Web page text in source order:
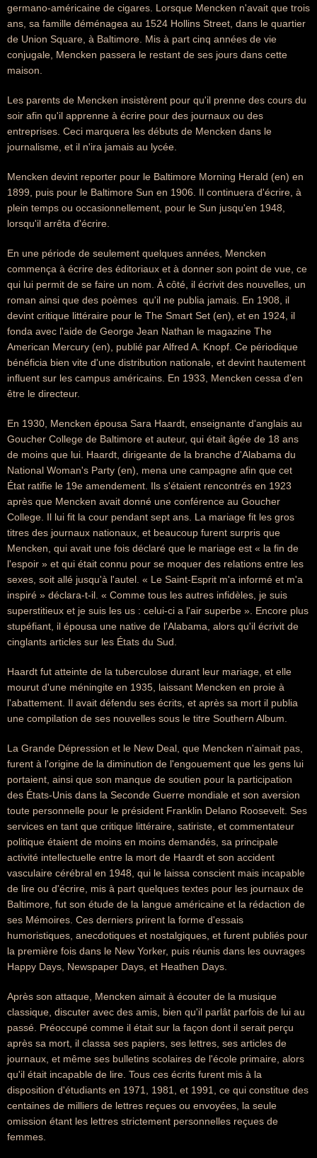
germano-américaine de cigares. Lorsque Mencken n'avait que trois
ans, sa famille déménagea au 1524 Hollins Street, dans le quartier
de Union Square, à Baltimore. Mis à part cinq années de vie
conjugale, Mencken passera le restant de ses jours dans cette
maison.
Les parents de Mencken insistèrent pour qu'il prenne des cours du
soir afin qu'il apprenne à écrire pour des journaux ou des
entreprises. Ceci marquera les débuts de Mencken dans le
journalisme, et il n'ira jamais au lycée.
Mencken devint reporter pour le Baltimore Morning Herald (en) en
1899, puis pour le Baltimore Sun en 1906. Il continuera d'écrire, à
plein temps ou occasionnellement, pour le Sun jusqu'en 1948,
lorsqu'il arrêta d'écrire.
En une période de seulement quelques années, Mencken
commença à écrire des éditoriaux et à donner son point de vue, ce
qui lui permit de se faire un nom. À côté, il écrivit des nouvelles, un
roman ainsi que des poèmes  qu'il ne publia jamais. En 1908, il
devint critique littéraire pour le The Smart Set (en), et en 1924, il
fonda avec l'aide de George Jean Nathan le magazine The
American Mercury (en), publié par Alfred A. Knopf. Ce périodique
bénéficia bien vite d'une distribution nationale, et devint hautement
influent sur les campus américains. En 1933, Mencken cessa d'en
être le directeur.
En 1930, Mencken épousa Sara Haardt, enseignante d'anglais au
Goucher College de Baltimore et auteur, qui était âgée de 18 ans
de moins que lui. Haardt, dirigeante de la branche d'Alabama du
National Woman's Party (en), mena une campagne afin que cet
État ratifie le 19e amendement. Ils s'étaient rencontrés en 1923
après que Mencken avait donné une conférence au Goucher
College. Il lui fit la cour pendant sept ans. La mariage fit les gros
titres des journaux nationaux, et beaucoup furent surpris que
Mencken, qui avait une fois déclaré que le mariage est « la fin de
l'espoir » et qui était connu pour se moquer des relations entre les
sexes, soit allé jusqu'à l'autel. « Le Saint-Esprit m'a informé et m'a
inspiré » déclara-t-il. « Comme tous les autres infidèles, je suis
superstitieux et je suis les us : celui-ci a l'air superbe ». Encore plus
stupéfiant, il épousa une native de l'Alabama, alors qu'il écrivit de
cinglants articles sur les États du Sud.
Haardt fut atteinte de la tuberculose durant leur mariage, et elle
mourut d'une méningite en 1935, laissant Mencken en proie à
l'abattement. Il avait défendu ses écrits, et après sa mort il publia
une compilation de ses nouvelles sous le titre Southern Album.
La Grande Dépression et le New Deal, que Mencken n'aimait pas,
furent à l'origine de la diminution de l'engouement que les gens lui
portaient, ainsi que son manque de soutien pour la participation
des États-Unis dans la Seconde Guerre mondiale et son aversion
toute personnelle pour le président Franklin Delano Roosevelt. Ses
services en tant que critique littéraire, satiriste, et commentateur
politique étaient de moins en moins demandés, sa principale
activité intellectuelle entre la mort de Haardt et son accident
vasculaire cérébral en 1948, qui le laissa conscient mais incapable
de lire ou d'écrire, mis à part quelques textes pour les journaux de
Baltimore, fut son étude de la langue américaine et la rédaction de
ses Mémoires. Ces derniers prirent la forme d'essais
humoristiques, anecdotiques et nostalgiques, et furent publiés pour
la première fois dans le New Yorker, puis réunis dans les ouvrages
Happy Days, Newspaper Days, et Heathen Days.
Après son attaque, Mencken aimait à écouter de la musique
classique, discuter avec des amis, bien qu'il parlât parfois de lui au
passé. Préoccupé comme il était sur la façon dont il serait perçu
après sa mort, il classa ses papiers, ses lettres, ses articles de
journaux, et même ses bulletins scolaires de l'école primaire, alors
qu'il était incapable de lire. Tous ces écrits furent mis à la
disposition d'étudiants en 1971, 1981, et 1991, ce qui constitue des
centaines de milliers de lettres reçues ou envoyées, la seule
omission étant les lettres strictement personnelles reçues de
femmes.